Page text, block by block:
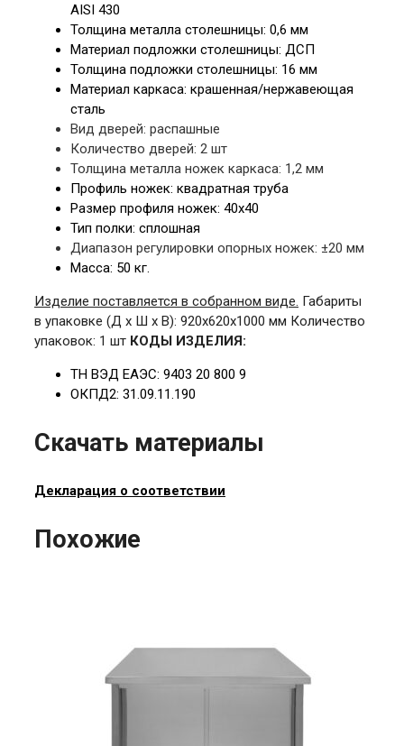
AISI 430
Толщина металла столешницы: 0,6 мм
Материал подложки столешницы: ДСП
Толщина подложки столешницы: 16 мм
Материал каркаса: крашенная/нержавеющая
сталь
Вид дверей: распашные
Количество дверей: 2 шт
Толщина металла ножек каркаса: 1,2 мм
Профиль ножек: квадратная труба
Размер профиля ножек: 40х40
Тип полки: сплошная
Диапазон регулировки опорных ножек: ±20 мм
Масса: 50 кг.
Изделие поставляется в собранном виде. Габариты
в упаковке (Д х Ш х В): 920х620х1000 мм Количество
упаковок: 1 шт КОДЫ ИЗДЕЛИЯ:
ТН ВЭД ЕАЭС: 9403 20 800 9
ОКПД2: 31.09.11.190
Скачать материалы
Декларация о соответствии
Похожие